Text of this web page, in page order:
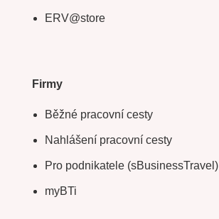
ERV@store
Firmy
Běžné pracovní cesty
Nahlášení pracovní cesty
Pro podnikatele (sBusinessTravel)
myBTi